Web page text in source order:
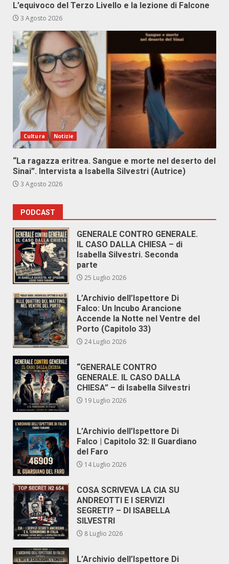
L’equivoco del Terzo Livello e la lezione di Falcone
3 Agosto 2026
Cultura Notizie
“La ragazza eritrea. Sangue e morte nel deserto del
Sinai”. Intervista a Isabella Silvestri (Autrice)
3 Agosto 2026
PODCAST
GENERALE CONTRO GENERALE.
IL CASO DALLA CHIESA – di
Isabella Silvestri. Seconda
parte
25 Luglio 2026
L’Archivio dell’Ispettore Di
Falco: Un Incubo Arancione
Accende la Notte nel Ventre del
Porto (Capitolo 33)
24 Luglio 2026
“GENERALE CONTRO
GENERALE. IL CASO DALLA
CHIESA” – di Isabella Silvestri
19 Luglio 2026
L’Archivio dell’Ispettore Di
Falco | Capitolo 32: Il Guardiano
del Faro
14 Luglio 2026
COSA SCRIVEVA LA CIA SU
ANDREOTTI E I SERVIZI
SEGRETI? – DI ISABELLA
SILVESTRI
8 Luglio 2026
L’Archivio dell’Ispettore Di